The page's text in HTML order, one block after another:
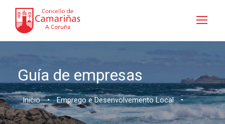
Guía de empresas
Inicio • Emprego e Desenvolvemento Local •